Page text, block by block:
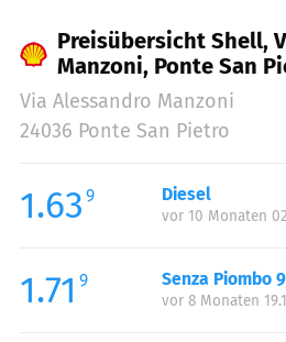
Preisübersicht Shell,
Manzoni, Ponte San
Via Alessandro Manzoni
24036 Ponte San Pietro
1.63 9 Diesel
vor 10 Monaten
1.71 9 Senza Piombo
vor 8 Monaten